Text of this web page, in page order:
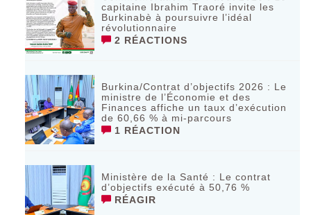
capitaine Ibrahim Traoré invite les
Burkinabè à poursuivre l’idéal
révolutionnaire ‎
2 RÉACTIONS
Burkina/Contrat d’objectifs 2026 : Le
ministre de l’Économie et des
Finances affiche un taux d’exécution
de 60,66 % à mi-parcours
1 RÉACTION
Ministère de la Santé : Le contrat
d’objectifs exécuté à 50,76 %
RÉAGIR